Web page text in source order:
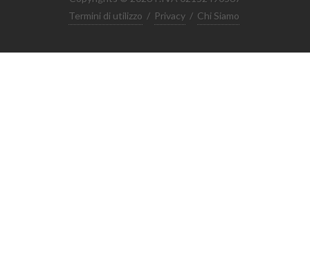
Termini di utilizzo / Privacy / Chi Siamo